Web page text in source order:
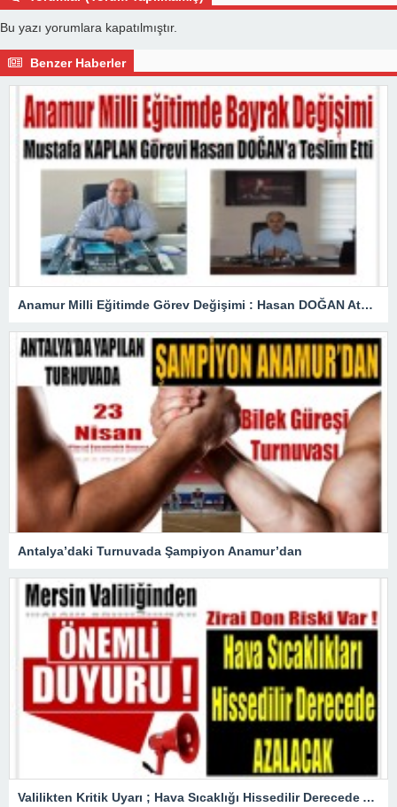
Bu yazı yorumlara kapatılmıştır.
Benzer Haberler
Anamur Milli Eğitimde Görev Değişimi : Hasan DOĞAN Atandı
Antalya’daki Turnuvada Şampiyon Anamur’dan
Valilikten Kritik Uyarı ; Hava Sıcaklığı Hissedilir Derecede Azalacak!